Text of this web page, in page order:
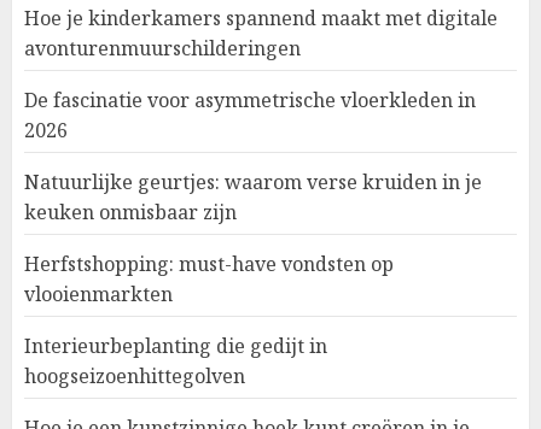
Hoe je kinderkamers spannend maakt met digitale
avonturenmuurschilderingen
De fascinatie voor asymmetrische vloerkleden in
2026
Natuurlijke geurtjes: waarom verse kruiden in je
keuken onmisbaar zijn
Herfstshopping: must-have vondsten op
vlooienmarkten
Interieurbeplanting die gedijt in
hoogseizoenhittegolven